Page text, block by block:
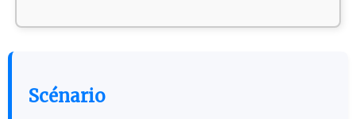
Scénario